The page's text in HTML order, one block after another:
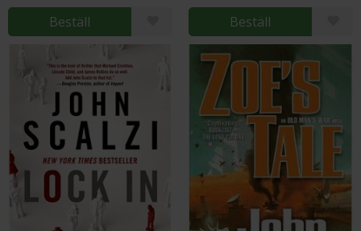
Beställ Beställ